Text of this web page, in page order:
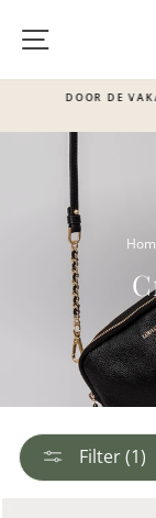
content
SITE
DOOR DE
Filter (1)